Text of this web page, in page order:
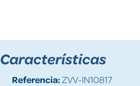
Características
Referencia: ZVV-IN10817